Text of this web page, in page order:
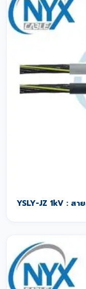
YSLY-JZ 1kV : ส